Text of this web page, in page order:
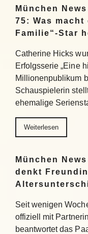
München
75: Was
Familie“-Star
Catherine Hicks
Erfolgsserie „Eine
Millionenpublikum
Schauspielerin
ehemalige
Weiterlesen
München
denkt
Seit wenigen
offiziell mit
beantwortet das